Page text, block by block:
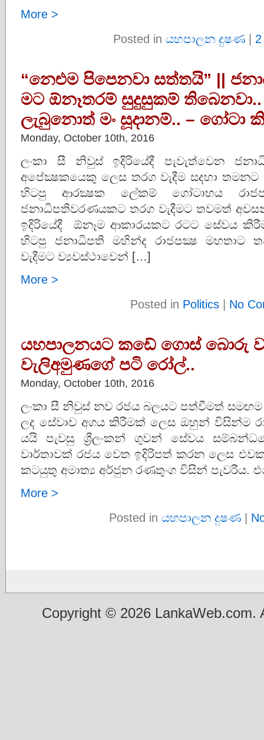
More >
Posted in යහපාලන දුෂණ|
“නෙළුම පිපෙනවා සත්තයි” ||
මට ඕනෑතරම් සුදුසුකම්
ලැබුනොත් මං සූදානම්.. – ගෝටා
Monday, October 10th, 2016
ලංකා සී නිවුස් ඉදිරියේදී පැවැත්වෙන
අපේක්‍ෂකයෙකු ලෙස තරග වැදීම සදහා
හිටපු ආරක්‍ෂක ලේකම් ගෝටාභය
ජනාධිපතිවරණයකට තරග වැදීමට තවමත්
ඉදිරියේදී ඕනෑම ආකාරයකට රටට සේවය
හිටපු ජනාධිපති මහින්ද රාජපක්‍ෂ මහතාට
වැදීමට ව්‍යවස්ථාවෙන් […]
More >
Posted in Politics | No
යහපාලනයට කඩේ ගොස් බොරු
වැලිඅමුණගේ පටි රෝල්..
Monday, October 10th, 2016
ලංකා සී නිවුස් නව රජය බලයට පත්වීමත්
ලද සේවාව අගය කිරීමක් ලෙස ඔහුන් විසින්ම
යයි පැවසු ශ්‍රීලංකන් ගුවන් සේවය
වාර්තාවක් රජය වෙත ඉදිරිපත් කරන ලෙස
කටයුතු අමාත්‍ය අර්ජුන රණතුංග විසින් පැවරීය.
More >
Posted in යහපාලන දුෂණ|
Copyright © 2026 LankaWeb.com.